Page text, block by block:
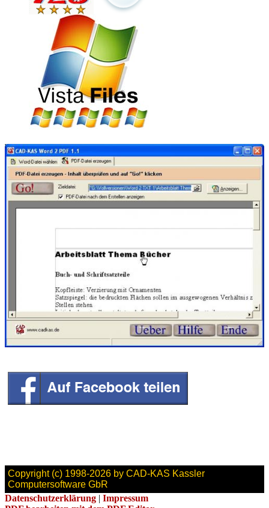
Copyright (c) 1998-2026 by CAD-KAS Kassler
Computersoftware GbR
Datenschutzerklärung | Impressum